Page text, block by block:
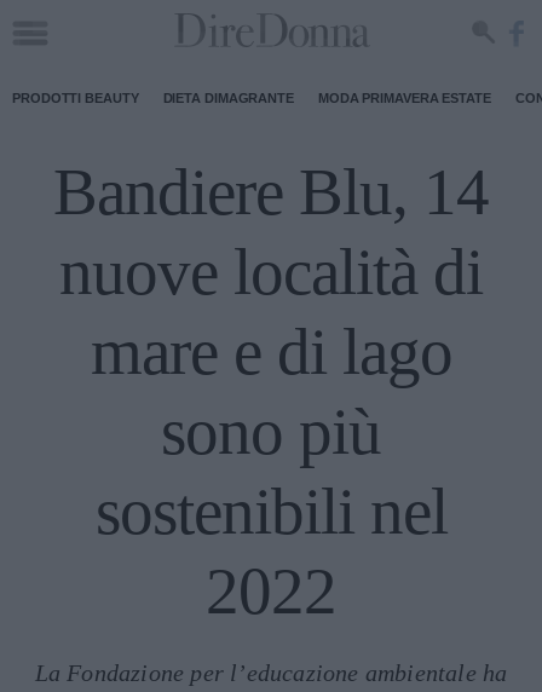
PRODOTTI BEAUTY DIETA DIMAGRANTE MODA PRIMAVERA ESTATE
Bandiere Blu, 14
nuove località di
mare e di lago
sono più
sostenibili nel
2022
La Fondazione per l’educazione ambientale ha